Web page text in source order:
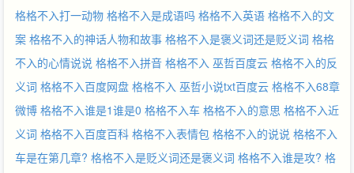
格格不入打一动物 格格不入是成语吗 格格不入英语 格格不入的文
案 格格不入的神话人物和故事 格格不入是褒义词还是贬义词 格格
不入的心情说说 格格不入拼音 格格不入 巫哲百度云 格格不入的反
义词 格格不入百度网盘 格格不入 巫哲小说txt百度云 格格不入68章
微博 格格不入谁是1谁是0 格格不入车 格格不入的意思 格格不入近
义词 格格不入百度百科 格格不入表情包 格格不入的说说 格格不入
车是在第几章? 格格不入是贬义词还是褒义词 格格不入谁是攻? 格